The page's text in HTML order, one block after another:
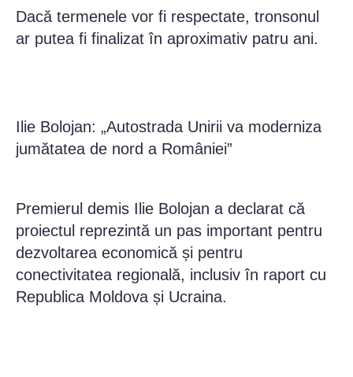
Dacă termenele vor fi respectate, tronsonul
ar putea fi finalizat în aproximativ patru ani.
Ilie Bolojan: „Autostrada Unirii va moderniza
jumătatea de nord a României”
Premierul demis Ilie Bolojan a declarat că
proiectul reprezintă un pas important pentru
dezvoltarea economică și pentru
conectivitatea regională, inclusiv în raport cu
Republica Moldova și Ucraina.